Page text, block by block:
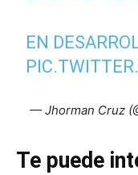
EN
— Jhorman Cruz
Te puede